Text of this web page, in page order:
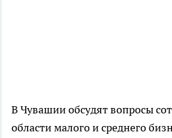
В Чувашии обсудят вопросы
области малого и среднего